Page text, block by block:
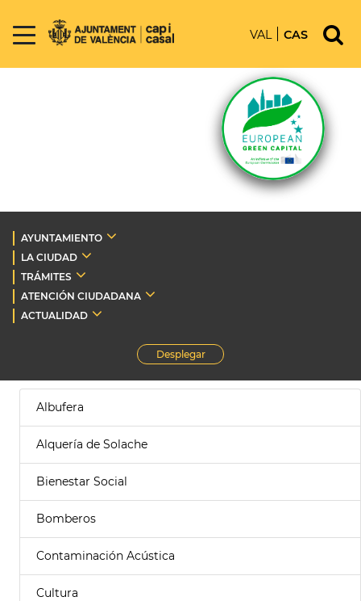
VAL CAS
AYUNTAMIENTO
LA CIUDAD
TRÁMITES
ATENCIÓN CIUDADANA
ACTUALIDAD
Desplegar
Albufera
Alquería de Solache
Bienestar Social
Bomberos
Contaminación Acústica
Cultura